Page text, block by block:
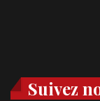
Suivez